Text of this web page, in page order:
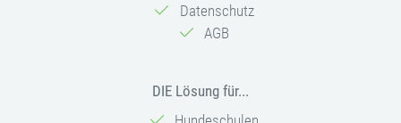
Datenschutz
AGB
DIE Lösung für...